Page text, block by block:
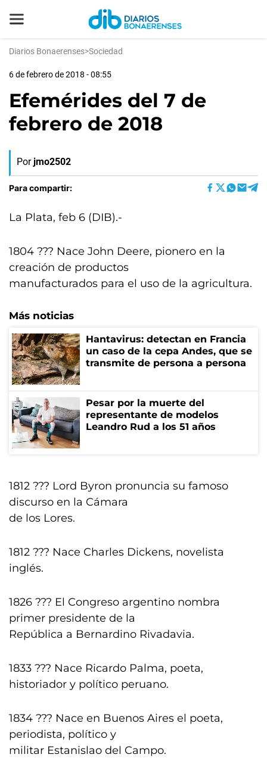
Diarios Bonaerenses>Sociedad
6 de febrero de 2018 - 08:55
Efemérides del 7 de
febrero de 2018
Por jmo2502
Para compartir:
La Plata, feb 6 (DIB).-
1804 ??? Nace John Deere, pionero en la
creación de productos
manufacturados para el uso de la agricultura.
Más noticias
Hantavirus: detectan en Francia
un caso de la cepa Andes, que se
transmite de persona a persona
Pesar por la muerte del
representante de modelos
Leandro Rud a los 51 años
1812 ??? Lord Byron pronuncia su famoso
discurso en la Cámara
de los Lores.
1812 ??? Nace Charles Dickens, novelista
inglés.
1826 ??? El Congreso argentino nombra
primer presidente de la
República a Bernardino Rivadavia.
1833 ??? Nace Ricardo Palma, poeta,
historiador y político peruano.
1834 ??? Nace en Buenos Aires el poeta,
periodista, político y
militar Estanislao del Campo.